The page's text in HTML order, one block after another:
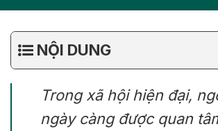
NỘI DUNG
Trong xã hội hiện đại,
ngày càng được quan